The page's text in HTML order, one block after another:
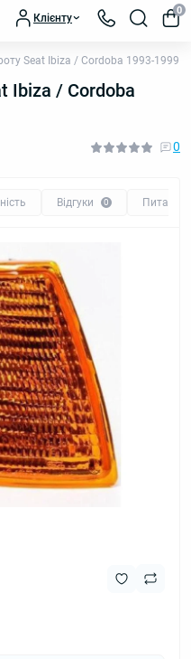
Клієнту
0
Seat Ibiza / Cordoba 1993-1999
Ibiza / Cordoba
0
Відгуки 0 Питання